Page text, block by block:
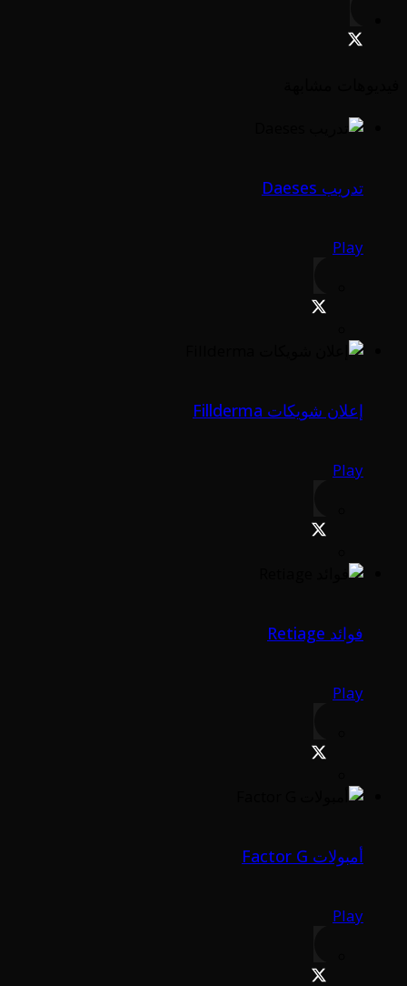
تدريب Daeses
Play
إعلان شويكات Fillderma
Play
فوائد Retiage
Play
أمبولات Factor G
Play